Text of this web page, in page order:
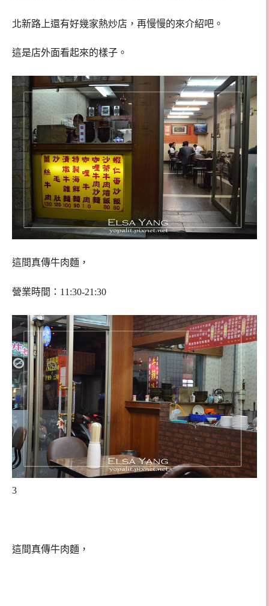
北新路上還有好幾家熱炒店，再慢慢的來介紹吧。
這是店外面看起來的樣子。
這間真傳牛肉麵，
營業時間：11:30-21:30
3
這間真傳牛肉麵，